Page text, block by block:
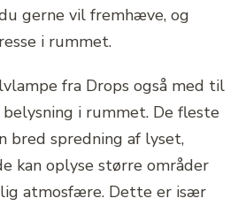
gerne vil fremhæve, og
i rummet.
fra Drops også med til
i rummet. De fleste
bred spredning af lyset,
kan oplyse større områder
atmosfære. Dette er især